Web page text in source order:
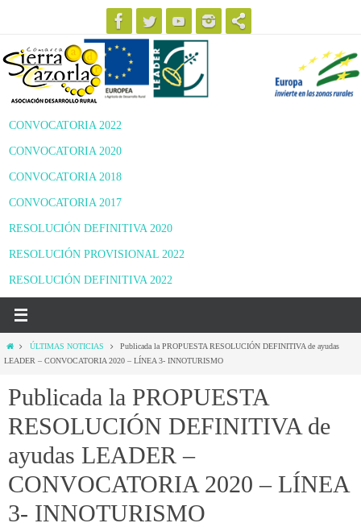
contenido
CONVOCATORIA 2022
CONVOCATORIA 2020
CONVOCATORIA 2018
CONVOCATORIA 2017
RESOLUCIÓN DEFINITIVA 2020
RESOLUCIÓN PROVISIONAL 2022
RESOLUCIÓN DEFINITIVA 2022
InicioÚLTIMAS NOTICIAS
Publicada la PROPUESTA RESOLUCIÓN DEFINITIVA de ayudas
LEADER – CONVOCATORIA 2020 – LÍNEA 3- INNOTURISMO
Publicada la PROPUESTA
RESOLUCIÓN DEFINITIVA de
ayudas LEADER –
CONVOCATORIA 2020 – LÍNEA
3- INNOTURISMO